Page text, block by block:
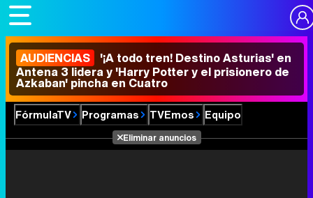
AUDIENCIAS '¡A todo tren! Destino Asturias' en
Antena 3 lidera y 'Harry Potter y el prisionero de
Azkaban' pincha en Cuatro
FórmulaTV Programas TVEmos Equipo
Eliminar anuncios